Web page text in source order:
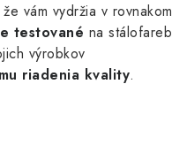
vám vydržia v
testované na
výrobkov
riadenia kvality.